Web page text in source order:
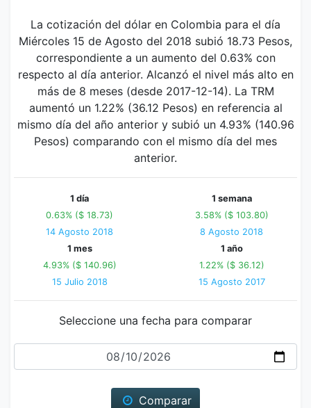
La cotización del dólar en Colombia para el día
Miércoles 15 de Agosto del 2018 subió 18.73 Pesos,
correspondiente a un aumento del 0.63% con
respecto al día anterior. Alcanzó el nivel más alto en
más de 8 meses (desde 2017-12-14). La TRM
aumentó un 1.22% (36.12 Pesos) en referencia al
mismo día del año anterior y subió un 4.93% (140.96
Pesos) comparando con el mismo día del mes
anterior.
1 día
0.63% ($ 18.73)
14 Agosto 2018
1 semana
3.58% ($ 103.80)
8 Agosto 2018
1 mes
4.93% ($ 140.96)
15 Julio 2018
1 año
1.22% ($ 36.12)
15 Agosto 2017
Seleccione una fecha para comparar
Fecha
Comparar